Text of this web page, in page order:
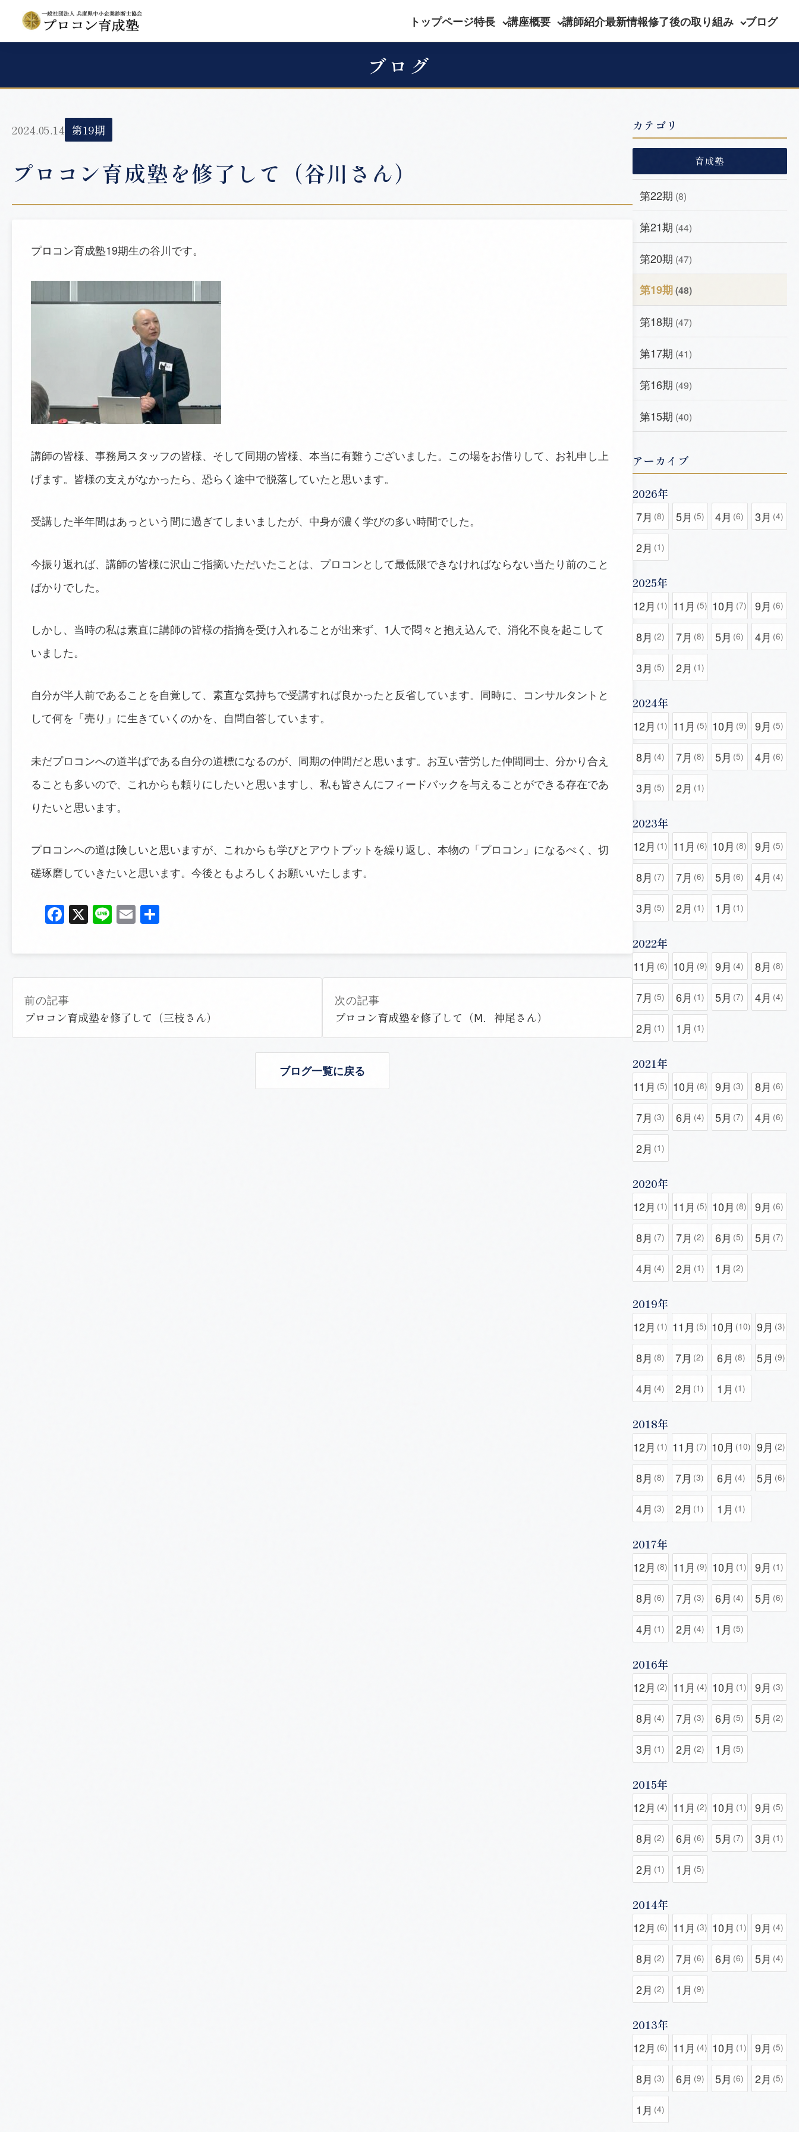
トップページ特長 講座概要 講師紹介最新情報修了後の取り組み ブログ
ブログ
2024.05.14 第19期
プロコン育成塾を修了して（谷川さん）
プロコン育成塾19期生の谷川です。
講師の皆様、事務局スタッフの皆様、そして同期の皆様、本当に有難うございました。この場をお借りして、お礼申し上
げます。皆様の支えがなかったら、恐らく途中で脱落していたと思います。
受講した半年間はあっという間に過ぎてしまいましたが、中身が濃く学びの多い時間でした。
今振り返れば、講師の皆様に沢山ご指摘いただいたことは、プロコンとして最低限できなければならない当たり前のこと
ばかりでした。
しかし、当時の私は素直に講師の皆様の指摘を受け入れることが出来ず、1人で悶々と抱え込んで、消化不良を起こして
いました。
自分が半人前であることを自覚して、素直な気持ちで受講すれば良かったと反省しています。同時に、コンサルタントと
して何を「売り」に生きていくのかを、自問自答しています。
未だプロコンへの道半ばである自分の道標になるのが、同期の仲間だと思います。お互い苦労した仲間同士、分かり合え
ることも多いので、これからも頼りにしたいと思いますし、私も皆さんにフィードバックを与えることができる存在であ
りたいと思います。
プロコンへの道は険しいと思いますが、これからも学びとアウトプットを繰り返し、本物の「プロコン」になるべく、切
磋琢磨していきたいと思います。今後ともよろしくお願いいたします。
Facebook
X LineEmail
前の記事
プロコン育成塾を修了して（三枝さん）
次の記事
プロコン育成塾を修了して（Ⅿ．神尾さん）
ブログ一覧に戻る
カテゴリ
育成塾
第22期 (8)
第21期 (44)
第20期 (47)
第19期(48)
第18期 (47)
第17期 (41)
第16期 (49)
第15期 (40)
アーカイブ
2026年
7月 (8) 5月 (5) 4月 (6) 3月 (4)
2月 (1)
2025年
12月 (1) 11月 (5) 10月 (7) 9月 (6)
8月 (2) 7月 (8) 5月 (6) 4月 (6)
3月 (5) 2月 (1)
2024年
12月 (1) 11月 (5) 10月 (9) 9月 (5)
8月 (4) 7月 (8) 5月 (5) 4月 (6)
3月 (5) 2月 (1)
2023年
12月 (1) 11月 (6) 10月 (8) 9月 (5)
8月 (7) 7月 (6) 5月 (6) 4月 (4)
3月 (5) 2月 (1) 1月 (1)
2022年
11月 (6) 10月 (9) 9月 (4) 8月 (8)
7月 (5) 6月 (1) 5月 (7) 4月 (4)
2月 (1) 1月 (1)
2021年
11月 (5) 10月 (8) 9月 (3) 8月 (6)
7月 (3) 6月 (4) 5月 (7) 4月 (6)
2月 (1)
2020年
12月 (1) 11月 (5) 10月 (8) 9月 (6)
8月 (7) 7月 (2) 6月 (5) 5月 (7)
4月 (4) 2月 (1) 1月 (2)
2019年
12月 (1) 11月 (5) 10月 (10) 9月 (3)
8月 (8) 7月 (2) 6月 (8) 5月 (9)
4月 (4) 2月 (1) 1月 (1)
2018年
12月 (1) 11月 (7) 10月 (10) 9月 (2)
8月 (8) 7月 (3) 6月 (4) 5月 (6)
4月 (3) 2月 (1) 1月 (1)
2017年
12月 (8) 11月 (9) 10月 (1) 9月 (1)
8月 (6) 7月 (3) 6月 (4) 5月 (6)
4月 (1) 2月 (4) 1月 (5)
2016年
12月 (2) 11月 (4) 10月 (1) 9月 (3)
8月 (4) 7月 (3) 6月 (5) 5月 (2)
3月 (1) 2月 (2) 1月 (5)
2015年
12月 (4) 11月 (2) 10月 (1) 9月 (5)
8月 (2) 6月 (6) 5月 (7) 3月 (1)
2月 (1) 1月 (5)
2014年
12月 (6) 11月 (3) 10月 (1) 9月 (4)
8月 (2) 7月 (6) 6月 (6) 5月 (4)
2月 (2) 1月 (9)
2013年
12月 (6) 11月 (4) 10月 (1) 9月 (5)
8月 (3) 6月 (9) 5月 (6) 2月 (5)
1月 (4)